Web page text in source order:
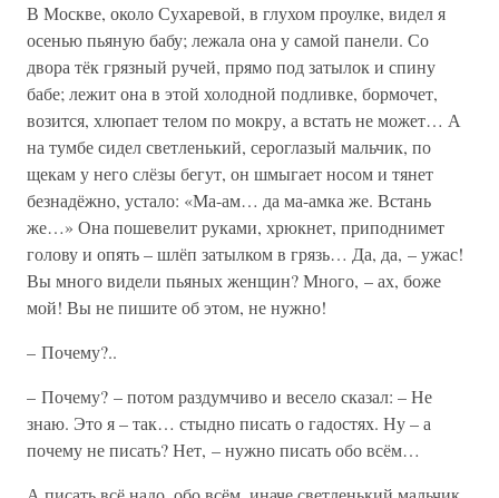
В Москве, около Сухаревой, в глухом проулке, видел я
осенью пьяную бабу; лежала она у самой панели. Со
двора тёк грязный ручей, прямо под затылок и спину
бабе; лежит она в этой холодной подливке, бормочет,
возится, хлюпает телом по мокру, а встать не может… А
на тумбе сидел светленький, сероглазый мальчик, по
щекам у него слёзы бегут, он шмыгает носом и тянет
безнадёжно, устало: «Ма-ам… да ма-амка же. Встань
же…» Она пошевелит руками, хрюкнет, приподнимет
голову и опять – шлёп затылком в грязь… Да, да, – ужас!
Вы много видели пьяных женщин? Много, – ах, боже
мой! Вы не пишите об этом, не нужно!
– Почему?..
– Почему? – потом раздумчиво и весело сказал: – Не
знаю. Это я – так… стыдно писать о гадостях. Ну – а
почему не писать? Нет, – нужно писать обо всём…